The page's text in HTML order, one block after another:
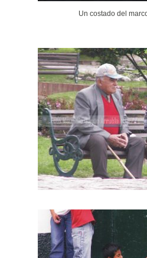
Un costado del